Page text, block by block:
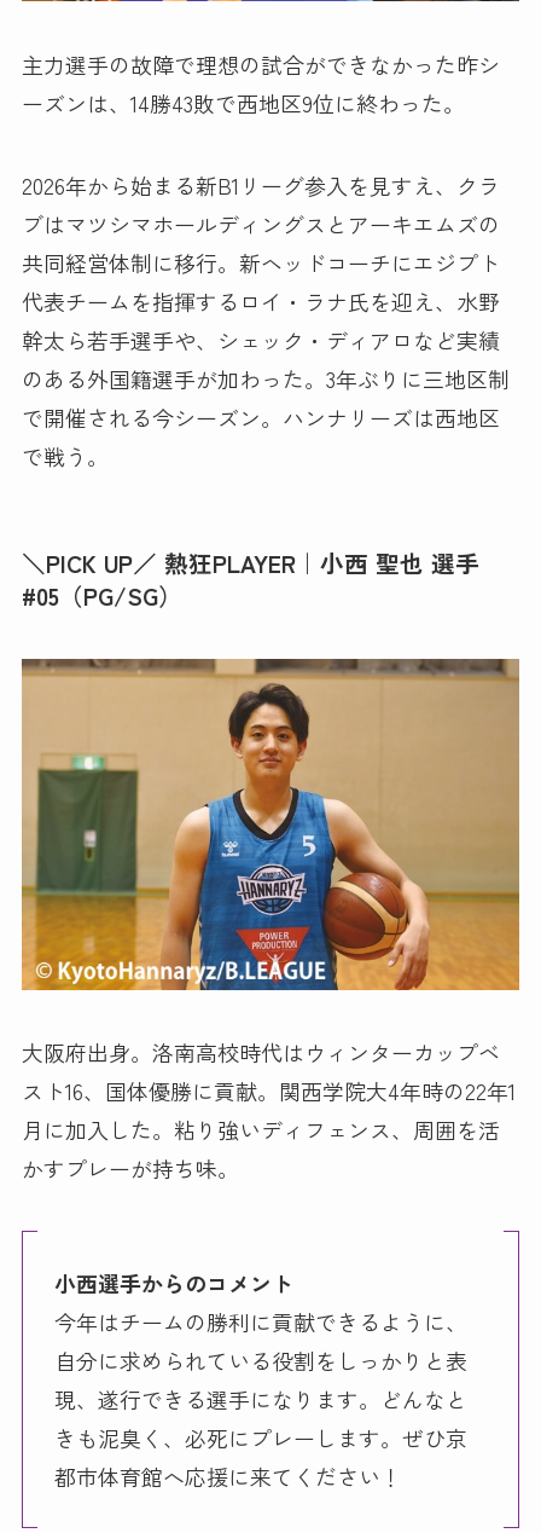
主力選手の故障で理想の試合ができなかった昨シ
ーズンは、14勝43敗で西地区9位に終わった。
2026年から始まる新B1リーグ参入を見すえ、クラ
ブはマツシマホールディングスとアーキエムズの
共同経営体制に移行。新ヘッドコーチにエジプト
代表チームを指揮するロイ・ラナ氏を迎え、水野
幹太ら若手選手や、シェック・ディアロなど実績
のある外国籍選手が加わった。3年ぶりに三地区制
で開催される今シーズン。ハンナリーズは西地区
で戦う。
＼PICK UP／ 熱狂PLAYER｜小西 聖也 選手
#05（PG/SG）
大阪府出身。洛南高校時代はウィンターカップベ
スト16、国体優勝に貢献。関西学院大4年時の22年1
月に加入した。粘り強いディフェンス、周囲を活
かすプレーが持ち味。
小西選手からのコメント
今年はチームの勝利に貢献できるように、
自分に求められている役割をしっかりと表
現、遂行できる選手になります。どんなと
きも泥臭く、必死にプレーします。ぜひ京
都市体育館へ応援に来てください！